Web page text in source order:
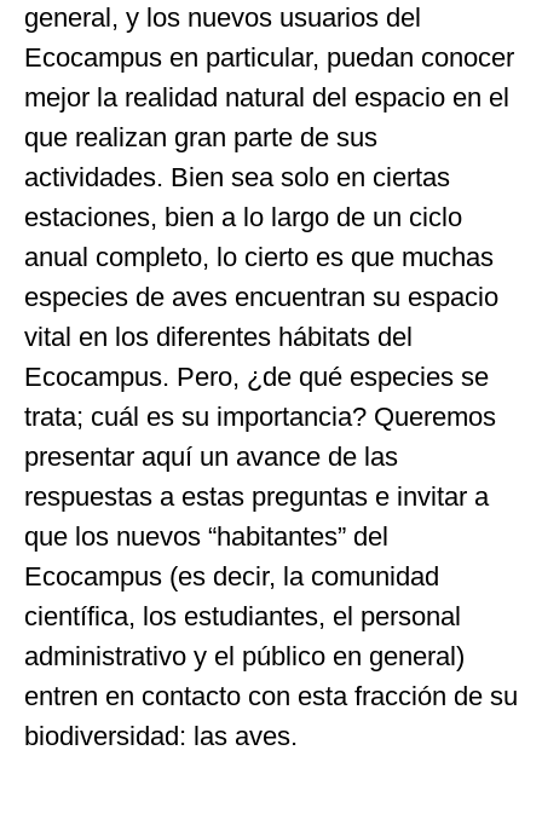
general, y los nuevos usuarios del
Ecocampus en particular, puedan conocer
mejor la realidad natural del espacio en el
que realizan gran parte de sus
actividades. Bien sea solo en ciertas
estaciones, bien a lo largo de un ciclo
anual completo, lo cierto es que muchas
especies de aves encuentran su espacio
vital en los diferentes hábitats del
Ecocampus. Pero, ¿de qué especies se
trata; cuál es su importancia? Queremos
presentar aquí un avance de las
respuestas a estas preguntas e invitar a
que los nuevos “habitantes” del
Ecocampus (es decir, la comunidad
científica, los estudiantes, el personal
administrativo y el público en general)
entren en contacto con esta fracción de su
biodiversidad: las aves.